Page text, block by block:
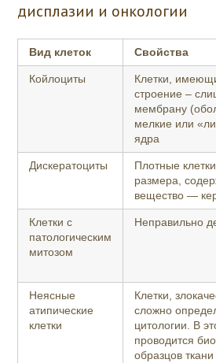
дисплазии и онкологии
Вид клеток Свойства
Койлоциты
Клетки,
строение –
мембрану
мелкие или
ядра
Дискератоциты
Плотные
размера,
вещество —
Клетки с
патологическим
митозом
Неправильно
Неясные
атипические
клетки
Клетки,
сложно
цитологии. В
проводится
образцов ткани